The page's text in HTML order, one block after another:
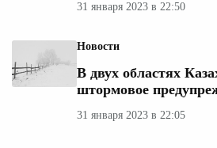
31 января 2023 в 22:50
Новости
В двух областях
штормовое
31 января 2023 в 22:05